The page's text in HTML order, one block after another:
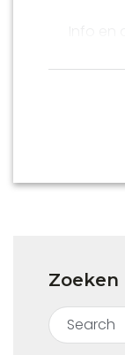
Zoeken
Search for: